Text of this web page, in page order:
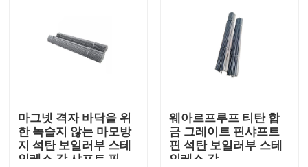
마그넷 격자 바닥을 위
한 녹슬지 않는 마모방
지 석탄 보일러부 스테
인레스 강 샤프트 핀
웨아르프루프 티탄 합
금 그레이트 핀샤프트
핀 석탄 보일러부 스테
인레스 강